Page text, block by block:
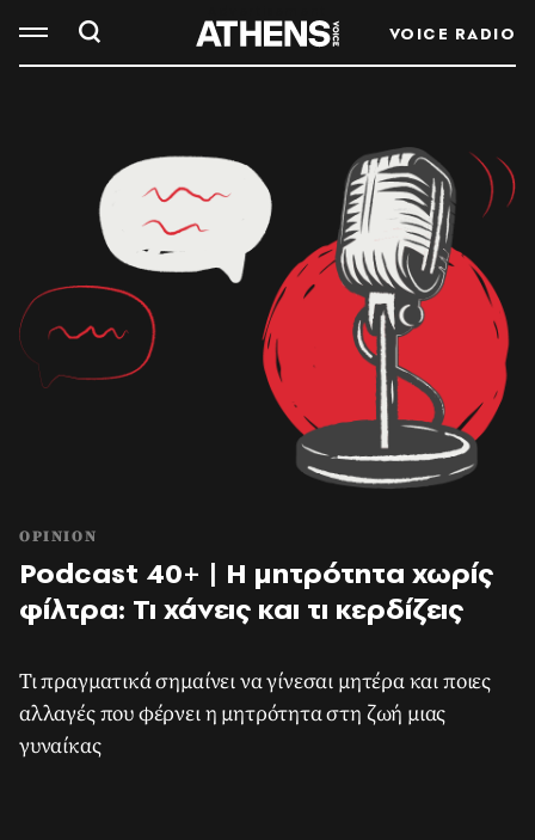
VOICE RADIO
OPINION
Podcast 40+ | Η μητρότητα χωρίς
φίλτρα: Τι χάνεις και τι κερδίζεις
Τι πραγματικά σημαίνει να γίνεσαι μητέρα και ποιες
αλλαγές που φέρνει η μητρότητα στη ζωή μιας
γυναίκας